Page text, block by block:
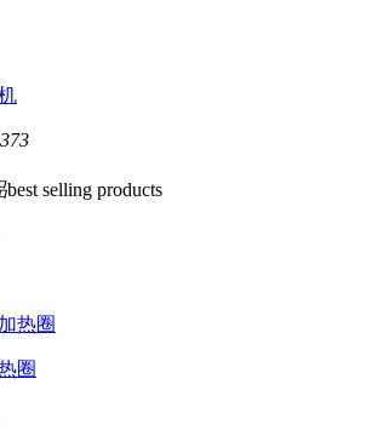
best selling products
圈